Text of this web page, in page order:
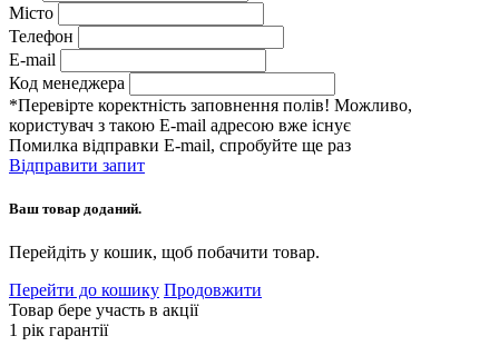
Місто
Телефон
E-mail
Код менеджера
*Перевірте коректність заповнення полів! Можливо,
користувач з такою E-mail адресою вже існує
Помилка відправки E-mail, спробуйте ще раз
Відправити запит
Ваш товар доданий.
Перейдіть у кошик, щоб побачити товар.
Перейти до кошику Продовжити
Товар бере участь в акції
1 рік гарантії